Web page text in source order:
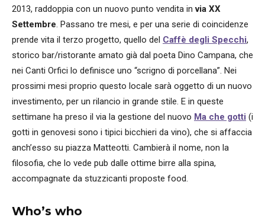
2013, raddoppia con un nuovo punto vendita invia XX
Settembre. Passano tre mesi, e per una serie di coincidenze
prende vita il terzo progetto, quello del Caffè degli Specchi,
storico bar/ristorante amato già dal poeta Dino Campana, che
nei Canti Orfici lo definisce uno “scrigno di porcellana”. Nei
prossimi mesi proprio questo locale sarà oggetto di un nuovo
investimento, per un rilancio in grande stile. E in queste
settimane ha preso il via la gestione del nuovo Ma che gotti (i
gotti in genovesi sono i tipici bicchieri da vino), che si affaccia
anch’esso su piazza Matteotti. Cambierà il nome, non la
filosofia, che lo vede pub dalle ottime birre alla spina,
accompagnate da stuzzicanti proposte food.
Who’s who